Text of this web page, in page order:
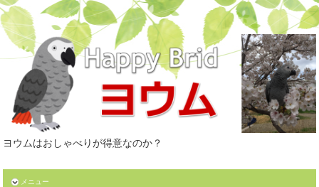
ヨウムはおしゃべりが得意なのか？
メニュー